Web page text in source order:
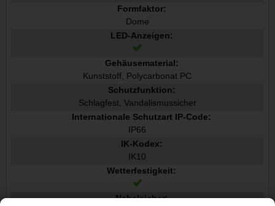
Formfaktor:
Dome
LED-Anzeigen:
Gehäusematerial:
Kunststoff, Polycarbonat PC
Schutzfunktion:
Schlagfest, Vandalismussicher
Internationale Schutzart IP-Code:
IP66
IK-Kodex:
IK10
Wetterfestigkeit:
Nebelsicher: